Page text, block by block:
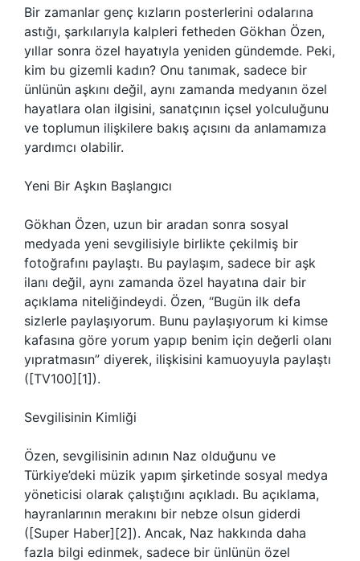
Bir zamanlar genç kızların posterlerini odalarına
astığı, şarkılarıyla kalpleri fetheden Gökhan Özen,
yıllar sonra özel hayatıyla yeniden gündemde. Peki,
kim bu gizemli kadın? Onu tanımak, sadece bir
ünlünün aşkını değil, aynı zamanda medyanın özel
hayatlara olan ilgisini, sanatçının içsel yolculuğunu
ve toplumun ilişkilere bakış açısını da anlamamıza
yardımcı olabilir.
Yeni Bir Aşkın Başlangıcı
Gökhan Özen, uzun bir aradan sonra sosyal
medyada yeni sevgilisiyle birlikte çekilmiş bir
fotoğrafını paylaştı. Bu paylaşım, sadece bir aşk
ilanı değil, aynı zamanda özel hayatına dair bir
açıklama niteliğindeydi. Özen, “Bugün ilk defa
sizlerle paylaşıyorum. Bunu paylaşıyorum ki kimse
kafasına göre yorum yapıp benim için değerli olanı
yıpratmasın” diyerek, ilişkisini kamuoyuyla paylaştı
([TV100][1]).
Sevgilisinin Kimliği
Özen, sevgilisinin adının Naz olduğunu ve
Türkiye’deki müzik yapım şirketinde sosyal medya
yöneticisi olarak çalıştığını açıkladı. Bu açıklama,
hayranlarının merakını bir nebze olsun giderdi
([Super Haber][2]). Ancak, Naz hakkında daha
fazla bilgi edinmek, sadece bir ünlünün özel